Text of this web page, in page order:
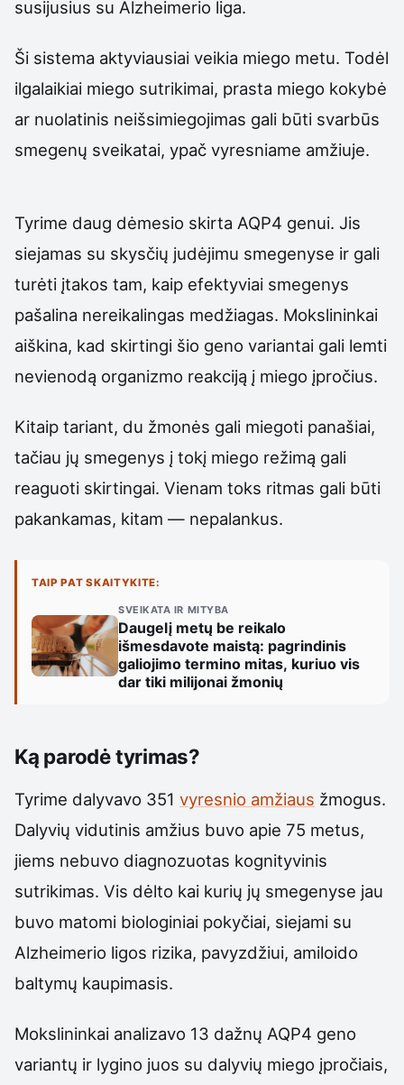
susijusius su Alzheimerio liga.
Ši sistema aktyviausiai veikia miego metu. Todėl
ilgalaikiai miego sutrikimai, prasta miego kokybė
ar nuolatinis neišsimiegojimas gali būti svarbūs
smegenų sveikatai, ypač vyresniame amžiuje.
Tyrime daug dėmesio skirta AQP4 genui. Jis
siejamas su skysčių judėjimu smegenyse ir gali
turėti įtakos tam, kaip efektyviai smegenys
pašalina nereikalingas medžiagas. Mokslininkai
aiškina, kad skirtingi šio geno variantai gali lemti
nevienodą organizmo reakciją į miego įpročius.
Kitaip tariant, du žmonės gali miegoti panašiai,
tačiau jų smegenys į tokį miego režimą gali
reaguoti skirtingai. Vienam toks ritmas gali būti
pakankamas, kitam — nepalankus.
TAIP PAT SKAITYKITE:
SVEIKATA IR MITYBA
Daugelį metų be reikalo
išmesdavote maistą: pagrindinis
galiojimo termino mitas, kuriuo vis
dar tiki milijonai žmonių
Ką parodė tyrimas?
Tyrime dalyvavo 351 vyresnio amžiaus žmogus.
Dalyvių vidutinis amžius buvo apie 75 metus,
jiems nebuvo diagnozuotas kognityvinis
sutrikimas. Vis dėlto kai kurių jų smegenyse jau
buvo matomi biologiniai pokyčiai, siejami su
Alzheimerio ligos rizika, pavyzdžiui, amiloido
baltymų kaupimasis.
Mokslininkai analizavo 13 dažnų AQP4 geno
variantų ir lygino juos su dalyvių miego įpročiais,